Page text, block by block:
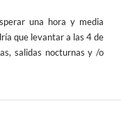
una hora y media
que levantar a las 4 de
salidas nocturnas y /o